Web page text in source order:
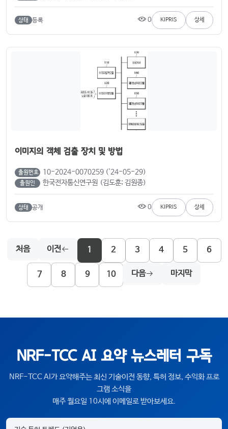
상태 등록 0 KIPRIS 상세
이미지의 객체 검출 장치 및 방법
출원번호 10-2024-0070259 ('24-05-29)
출원인 한국전자통신연구원 (김도훈; 김원종)
상태 공개 0 KIPRIS 상세
처음 이전 1 2 3 4 5 6
7 8 9 10 다음 마지막
NRF-TCC AI 요약 뉴스레터 구독
NRF-TCC AI가 요약해주는 최신 기술이전 동향, 특허 정보, 수익화 프로
그램 소식을
매주 월요일 10시에 이메일로 받아보세요.